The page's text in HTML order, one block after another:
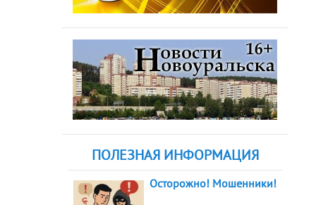
ПОЛЕЗНАЯ ИНФОРМАЦИЯ
Осторожно! Мошенники!